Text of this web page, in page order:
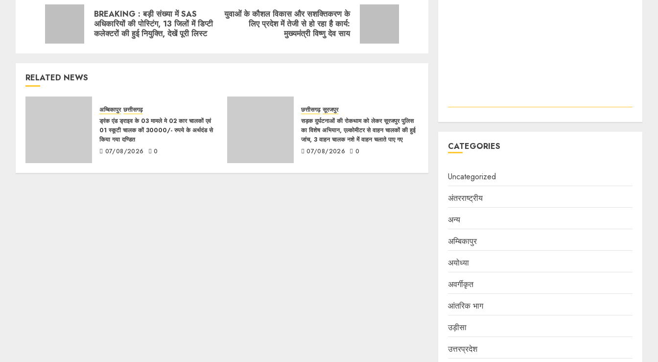
BREAKING : बड़ी संख्या में SAS
अधिकारियों की पोस्टिंग, 13 जिलों में डिप्टी
कलेक्टरों की हुई नियुक्ति, देखें पूरी लिस्ट
युवाओं के कौशल विकास और सशक्तिकरण के
लिए प्रदेश में तेजी से हो रहा है कार्य:
मुख्यमंत्री विष्णु देव साय
RELATED NEWS
अम्बिकापुर छत्तीसगढ़
ड्रंक एंड ड्राइव के 03 मामले मे 02 कार चालकों एवं
01 स्कूटी चालक कों 30000/- रुपये के अर्थदंड से
किया गया दण्डित
07/08/2026
0
छत्तीसगढ़ सूरजपुर
सड़क दुर्घटनाओं की रोकथाम को लेकर सूरजपुर पुलिस
का विशेष अभियान, एल्कोमीटर से वाहन चालकों की हुई
जांच, 3 वाहन चालक नशे में वाहन चलाते पाए गए
07/08/2026
0 CATEGORIES
Uncategorized
अंतरराष्ट्रीय
अन्य
अम्बिकापुर
अयोध्या
अवर्गीकृत
आंतरिक भाग
उड़ीसा
उत्तरप्रदेश